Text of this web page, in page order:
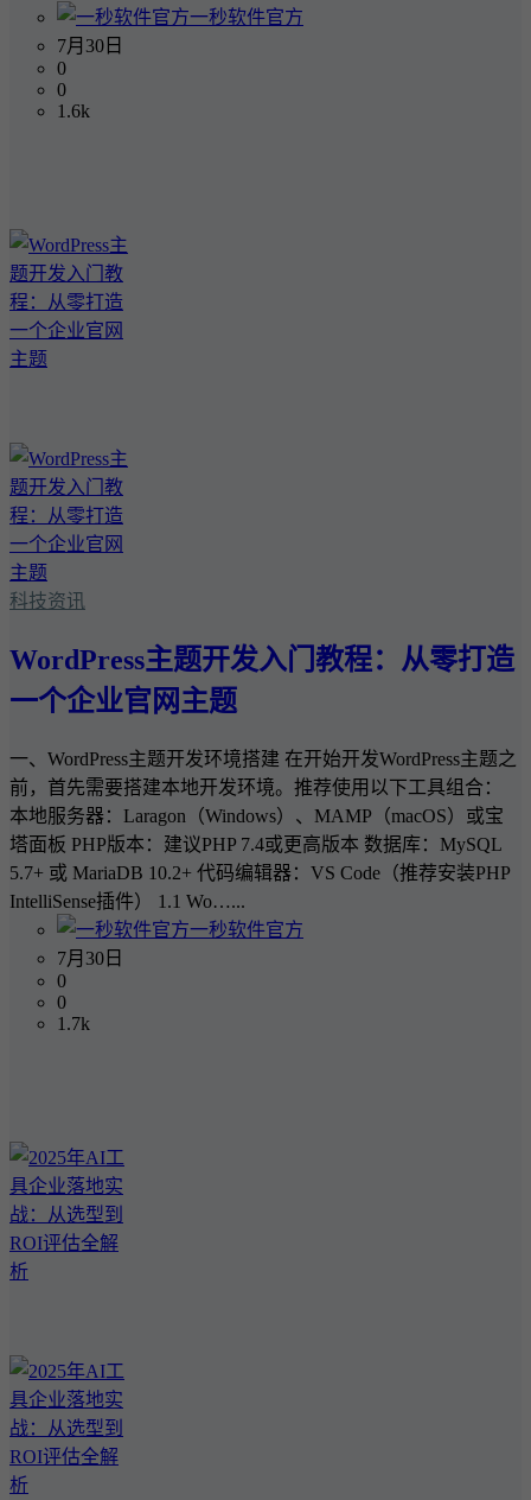
一秒软件官方
7月30日
0
0
1.6k
科技资讯
WordPress主题开发入门教程：从零打造
一个企业官网主题
一、WordPress主题开发环境搭建 在开始开发WordPress主题之
前，首先需要搭建本地开发环境。推荐使用以下工具组合：
本地服务器：Laragon（Windows）、MAMP（macOS）或宝
塔面板 PHP版本：建议PHP 7.4或更高版本 数据库：MySQL
5.7+ 或 MariaDB 10.2+ 代码编辑器：VS Code（推荐安装PHP
IntelliSense插件） 1.1 Wo…...
一秒软件官方
7月30日
0
0
1.7k